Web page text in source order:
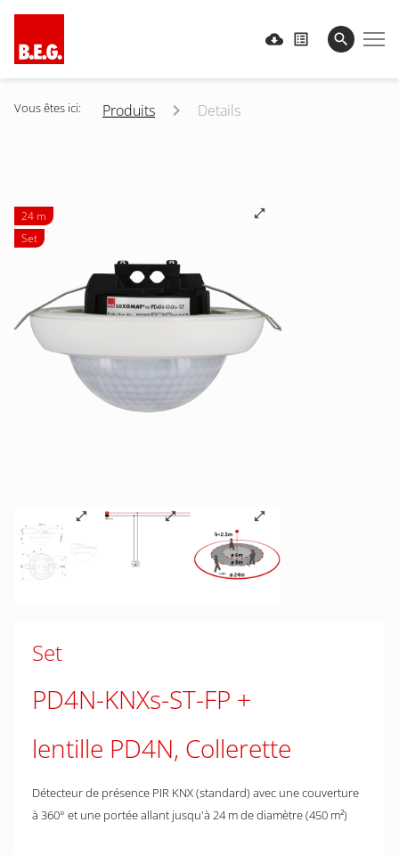
Vous êtes ici: Produits Details
24 m
Set
Set
PD4N-KNXs-ST-FP
lentille PD4N, Collerette
Détecteur de présence PIR KNX (standard) avec une couverture
à 360° et une portée allant jusqu'à 24 m de diamètre (450 m²)